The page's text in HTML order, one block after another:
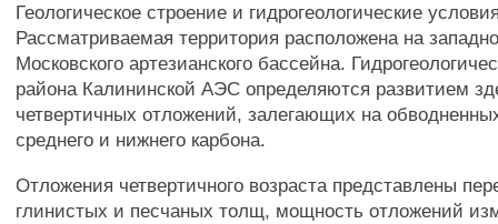
Геологическое строение и гидрогеологические
Рассматриваемая территория расположена на
Московского артезианского бассейна.
района Калининской АЭС определяются развитием
четвертичных отложений, залегающих на
среднего и нижнего карбона.
Отложения четвертичного возраста представлены
глинистых и песчаных толщ, мощность отложений